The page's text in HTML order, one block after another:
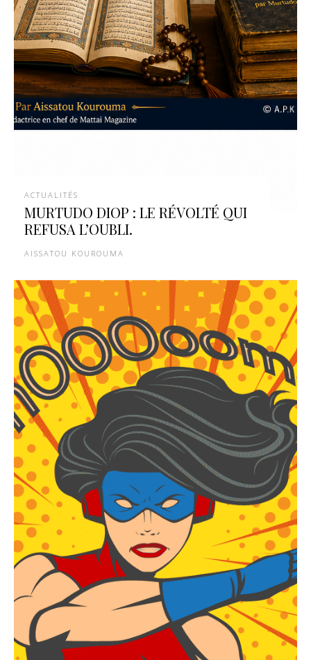
ACTUALITÉS
MURTUDO DIOP : LE RÉVOLTÉ QUI
REFUSA L’OUBLI.
AISSATOU KOUROUMA